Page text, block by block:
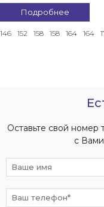
Подробнее
146 152 158 158 164 164
Оставьте свой
с